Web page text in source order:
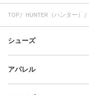
TOP HUNTER（ハンター）
シューズ
アパレル